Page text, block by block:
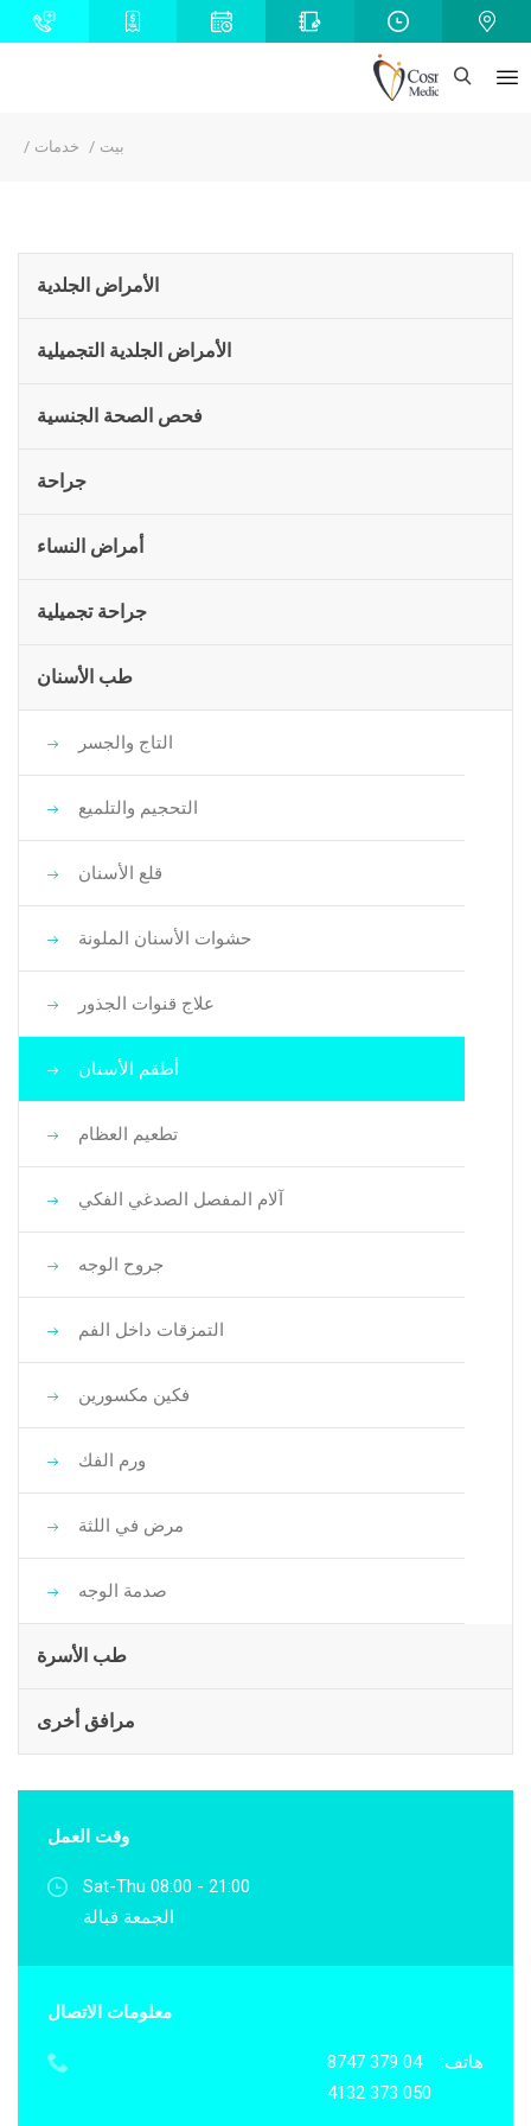
بيت خدمات
الأمراض الجلدية
الأمراض الجلدية التجميلية
فحص الصحة الجنسية
جراحة
أمراض النساء
جراحة تجميلية
طب الأسنان
التاج والجسر
التحجيم والتلميع
قلع الأسنان
حشوات الأسنان الملونة
علاج قنوات الجذور
أطقم الأسنان
تطعيم العظام
آلام المفصل الصدغي الفكي
جروح الوجه
التمزقات داخل الفم
فكين مكسورين
ورم الفك
مرض في اللثة
صدمة الوجه
طب الأسرة
مرافق أخرى
وقت العمل
Sat-Thu 08:00 - 21:00
الجمعة قبالة
معلومات الاتصال
هاتف:
04 379 8747
050 373 4132